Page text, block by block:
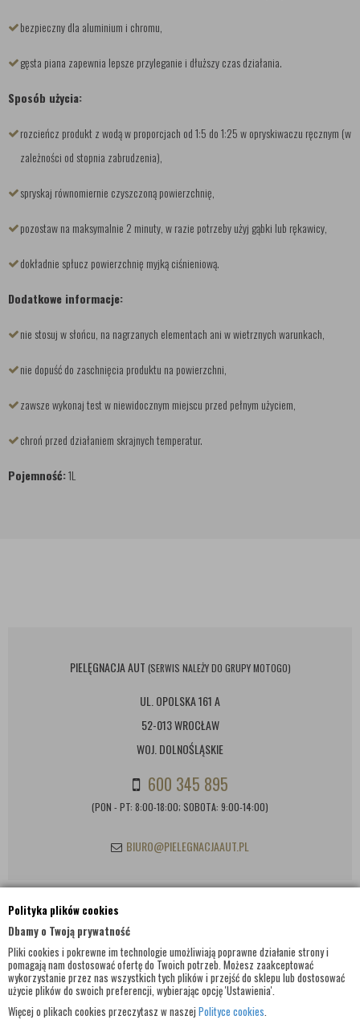
Polityka plików cookies
Dbamy o Twoją prywatność
Pliki cookies i pokrewne im technologie umożliwiają poprawne działanie strony i
pomagają nam dostosować ofertę do Twoich potrzeb. Możesz zaakceptować
wykorzystanie przez nas wszystkich tych plików i przejść do sklepu lub dostosować
użycie plików do swoich preferencji, wybierając opcję 'Ustawienia'.
Więcej o plikach cookies przeczytasz w naszej Polityce cookies.
bezpieczny dla aluminium i chromu,
gęsta piana zapewnia lepsze przyleganie i dłuższy czas działania.
Sposób użycia:
rozcieńcz produkt z wodą w proporcjach od 1:5 do 1:25 w opryskiwaczu ręcznym (w
zależności od stopnia zabrudzenia),
spryskaj równomiernie czyszczoną powierzchnię,
pozostaw na maksymalnie 2 minuty, w razie potrzeby użyj gąbki lub rękawicy,
dokładnie spłucz powierzchnię myjką ciśnieniową.
Dodatkowe informacje:
nie stosuj w słońcu, na nagrzanych elementach ani w wietrznych warunkach,
nie dopuść do zaschnięcia produktu na powierzchni,
zawsze wykonaj test w niewidocznym miejscu przed pełnym użyciem,
chroń przed działaniem skrajnych temperatur.
Pojemność:1L
PIELĘGNACJA AUT (SERWIS NALEŻY DO GRUPY MOTOGO)
UL. OPOLSKA 161 A
52-013 WROCŁAW
WOJ. DOLNOŚLĄSKIE
600 345 895
(PON - PT: 8:00-18:00; SOBOTA: 9:00-14:00)
BIURO@PIELEGNACJAAUT.PL
INFORMACJE KONTAKTOWE